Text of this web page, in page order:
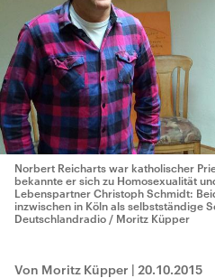
Norbert Reicharts war katholischer
bekannte er sich zu Homosexualität
Lebenspartner Christoph Schmidt:
inzwischen in Köln als selbstständige
Deutschlandradio / Moritz Küpper
Von Moritz Küpper | 20.10.2015